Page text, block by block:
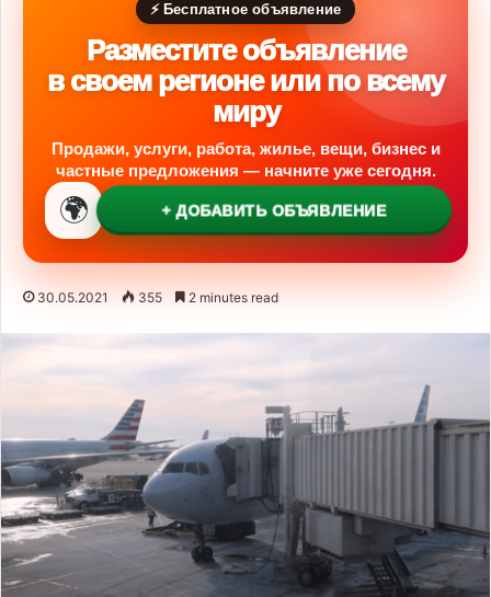
⚡ Бесплатное объявление
Разместите объявление
в своем регионе или по всему
миру
Продажи, услуги, работа, жилье, вещи, бизнес и
частные предложения — начните уже сегодня.
🌍 + ДОБАВИТЬ ОБЪЯВЛЕНИЕ
30.05.2021 355 2 minutes read